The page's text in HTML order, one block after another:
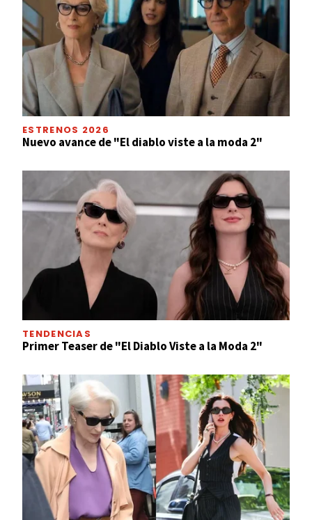
ESTRENOS 2026
Nuevo avance de "El diablo viste a la moda 2"
TENDENCIAS
Primer Teaser de "El Diablo Viste a la Moda 2"